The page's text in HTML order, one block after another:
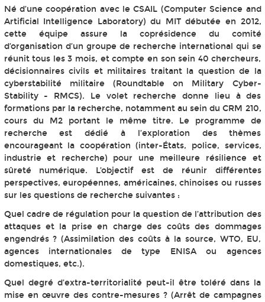
Né d’une coopération avec le CSAIL (Computer Science and
Artificial Intelligence Laboratory) du MIT débutée en 2012,
cette équipe assure la coprésidence du comité
d’organisation d’un groupe de recherche international qui se
réunit tous les 3 mois, et compte en son sein 40 chercheurs,
décisionnaires civils et militaires traitant la question de la
cyberstabilité militaire (Roundtable on Military Cyber-
Stability - RMCS). Le volet recherche donne lieu à des
formations par la recherche, notamment au sein du CRM 210,
cours du M2 portant le même titre. Le programme de
recherche est dédié à l’exploration des thèmes
encourageant la coopération (inter-États, police, services,
industrie et recherche) pour une meilleure résilience et
sûreté numérique. L’objectif est de réunir différentes
perspectives, européennes, américaines, chinoises ou russes
sur les questions de recherche suivantes :
Quel cadre de régulation pour la question de l’attribution des
attaques et la prise en charge des coûts des dommages
engendrés ? (Assimilation des coûts à la source, WTO, EU,
agences internationales de type ENISA ou agences
domestiques, etc.).
Quel degré d’extra-territorialité peut-il être toléré dans la
mise en œuvre des contre-mesures ? (Arrêt de campagnes